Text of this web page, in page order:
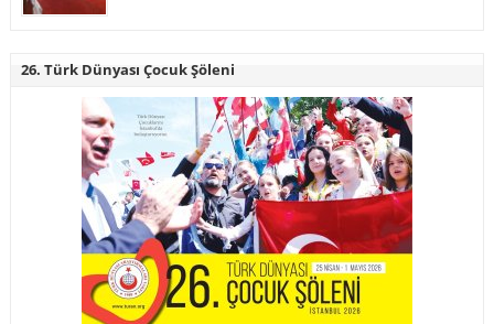
26. Türk Dünyası Çocuk Şöleni